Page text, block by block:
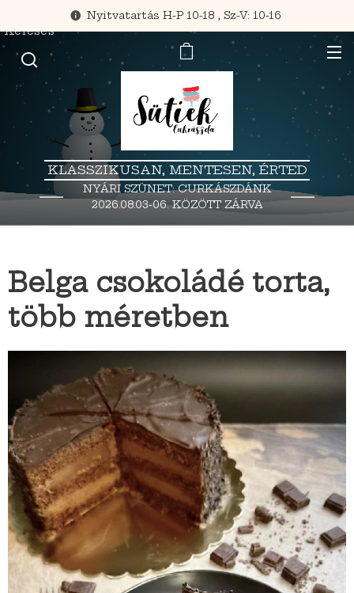
Nyitvatartás H-P 10-18 , Sz-V: 10-16
KLASSZIKUSAN, MENTESEN, ÉRTED
NYÁRI SZÜNET: CURKÁSZDÁNK
2026.08.03-06. KÖZÖTT ZÁRVA
Keresés
Belga csokoládé torta,
több méretben